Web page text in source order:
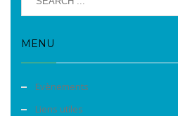
MENU
Evènements
Liens utiles